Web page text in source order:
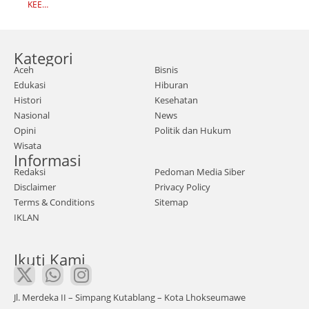
a
Seni
n 16
Janu
ari
2023
.
Dala
aksi
digu
sur,
m -
tem
pat
ban
gun
an
cafe
di
Wad
uk
Lho
ma
we,
kece
A
TAH
KEEP
Kategori
Aceh
Bisnis
Edukasi
Hiburan
Histori
Kesehatan
Nasional
News
Opini
Politik dan Hukum
Wisata
Informasi
Redaksi
Pedoman Media Siber
Disclaimer
Privacy Policy
Terms & Conditions
Sitemap
IKLAN
Ikuti Kami
Jl. Merdeka II – Simpang Kutablang – Kota Lhokseumawe